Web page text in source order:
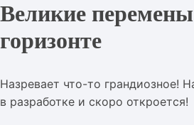
Великие
горизонте
Назревает что-то грандиозное!
в разработке и скоро откроется!